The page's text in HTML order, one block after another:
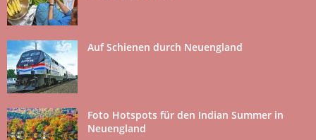
Auf Schienen durch Neuengland
Foto Hotspots für den Indian Summer in
Neuengland